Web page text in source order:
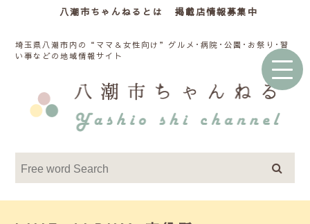
八潮市ちゃんねるとは 掲載店情報募集中
埼玉県八潮市内の“ママ＆女性向け”グルメ･病院･公園･お祭り･習
い事などの地域情報サイト